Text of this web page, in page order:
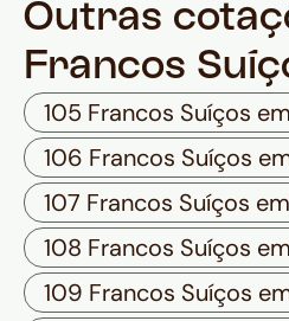
Outras
Francos
105 Francos Suíços
106 Francos Suíços
107 Francos Suíços
108 Francos Suíços
109 Francos Suíços